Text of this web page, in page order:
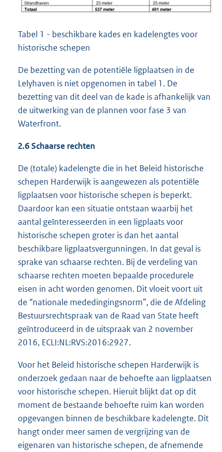
Tabel 1 - beschikbare kades en kadelengtes voor
historische schepen
De bezetting van de potentiële ligplaatsen in de
Lelyhaven is niet opgenomen in tabel 1. De
bezetting van dit deel van de kade is afhankelijk van
de uitwerking van de plannen voor fase 3 van
Waterfront.
2.6 Schaarse rechten
De (totale) kadelengte die in het Beleid historische
schepen Harderwijk is aangewezen als potentiële
ligplaatsen voor historische schepen is beperkt.
Daardoor kan een situatie ontstaan waarbij het
aantal geïnteresseerden in een ligplaats voor
historische schepen groter is dan het aantal
beschikbare ligplaatsvergunningen. In dat geval is
sprake van schaarse rechten. Bij de verdeling van
schaarse rechten moeten bepaalde procedurele
eisen in acht worden genomen. Dit vloeit voort uit
de “nationale mededingingsnorm”, die de Afdeling
Bestuursrechtspraak van de Raad van State heeft
geïntroduceerd in de uitspraak van 2 november
2016, ECLI:NL:RVS:2016:2927.
Voor het Beleid historische schepen Harderwijk is
onderzoek gedaan naar de behoefte aan ligplaatsen
voor historische schepen. Hieruit blijkt dat op dit
moment de bestaande behoefte ruim kan worden
opgevangen binnen de beschikbare kadelengte. Dit
hangt onder meer samen de vergrijzing van de
eigenaren van historische schepen, de afnemende